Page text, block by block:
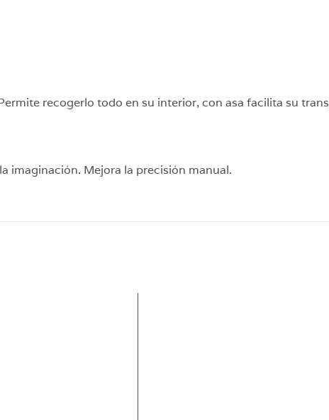
recogerlo todo en su interior, con asa facilita su
imaginación. Mejora la precisión manual.